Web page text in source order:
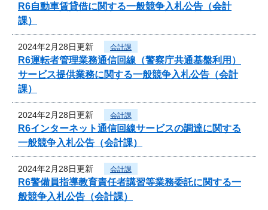
R6自動車賃貸借に関する一般競争入札公告（会計
課）
2024年2月28日更新 会計課
R6運転者管理業務通信回線（警察庁共通基盤利用）
サービス提供業務に関する一般競争入札公告（会計
課）
2024年2月28日更新 会計課
R6インターネット通信回線サービスの調達に関する
一般競争入札公告（会計課）
2024年2月28日更新 会計課
R6警備員指導教育責任者講習等業務委託に関する一
般競争入札公告（会計課）